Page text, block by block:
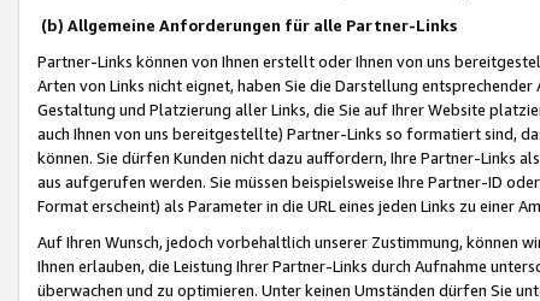
(b) Allgemeine Anforderungen für alle Partner-Links
Partner-Links können von Ihnen erstellt oder Ihnen von uns
Arten von Links nicht eignet, haben Sie die Darstellung
Gestaltung und Platzierung aller Links, die Sie auf Ihrer Website
auch Ihnen von uns bereitgestellte) Partner-Links so formatiert sind,
können. Sie dürfen Kunden nicht dazu auffordern, Ihre Partner-Links
aus aufgerufen werden. Sie müssen beispielsweise Ihre Partner-ID
Format erscheint) als Parameter in die URL eines jeden Links zu einer
Auf Ihren Wunsch, jedoch vorbehaltlich unserer Zustimmung, können
Ihnen erlauben, die Leistung Ihrer Partner-Links durch Aufnahme
überwachen und zu optimieren. Unter keinen Umständen dürfen Sie